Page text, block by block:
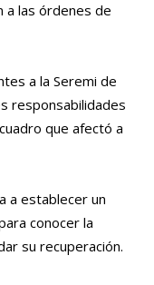
a las órdenes de
a la Seremi de
responsabilidades
que afectó a
a establecer un
conocer la
su recuperación.